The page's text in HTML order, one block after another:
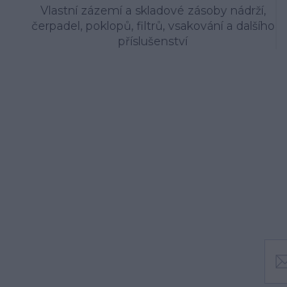
Vlastní zázemí a skladové zásoby nádrží,
čerpadel, poklopů, filtrů, vsakování a dalšího
příslušenství